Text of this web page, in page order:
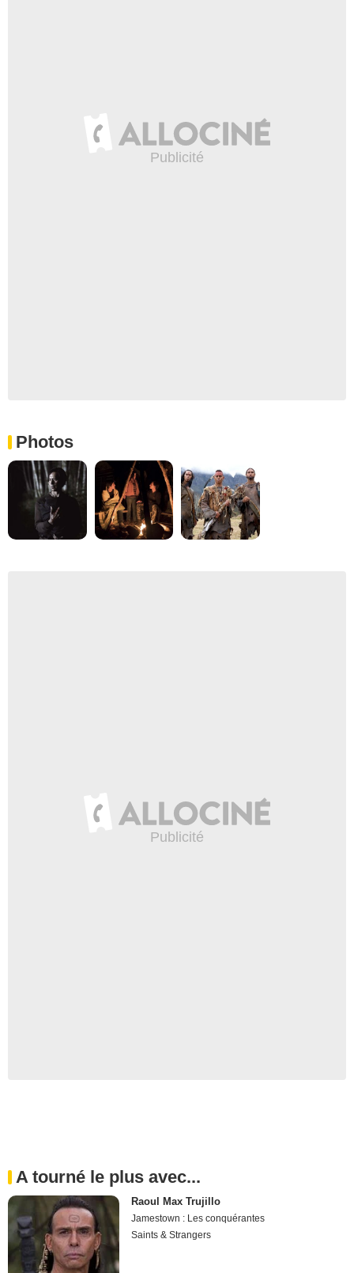
Photos
A tourné le plus avec...
Raoul Max Trujillo
Jamestown : Les conquérantes
Saints & Strangers